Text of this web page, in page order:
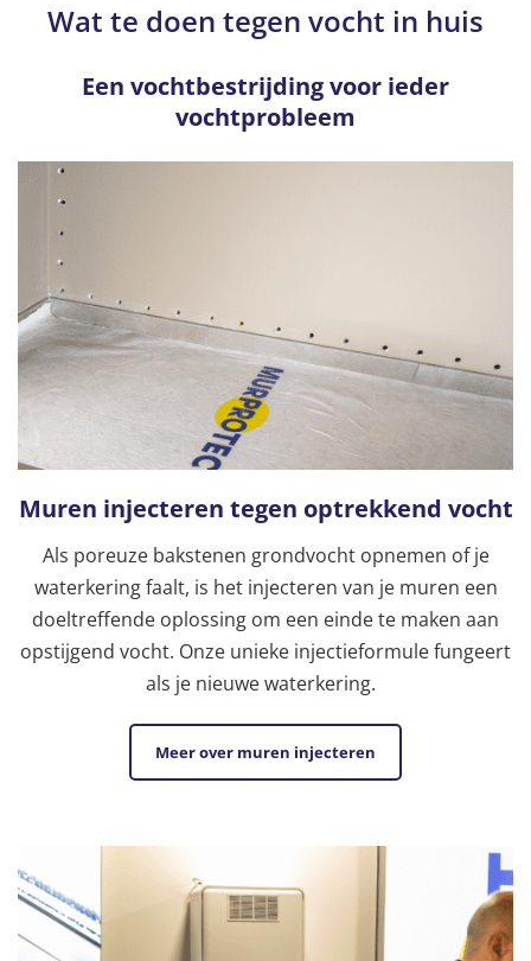
Wat te doen tegen vocht in huis
Een vochtbestrijding voor ieder
vochtprobleem
Muren injecteren tegen optrekkend vocht
Als poreuze bakstenen grondvocht opnemen of je
waterkering faalt, is het injecteren van je muren een
doeltreffende oplossing om een einde te maken aan
opstijgend vocht. Onze unieke injectieformule fungeert
als je nieuwe waterkering.
Meer over muren injecteren